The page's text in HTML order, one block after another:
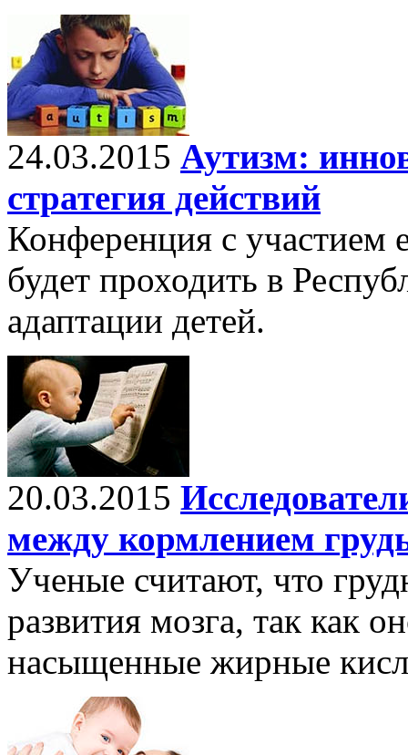
24.03.2015 Аутизм:
стратегия действий
Конференция c участием
будет проходить в
адаптации детей.
20.03.2015
между кормлением
Ученые считают, что
развития мозга, так как
насыщенные жирные